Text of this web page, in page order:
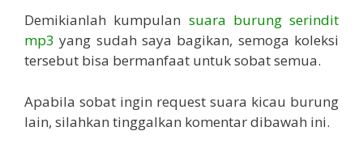
Demikianlah kumpulan suara burung serindit
mp3 yang sudah saya bagikan, semoga koleksi
tersebut bisa bermanfaat untuk sobat semua.
Apabila sobat ingin request suara kicau burung
lain, silahkan tinggalkan komentar dibawah ini.